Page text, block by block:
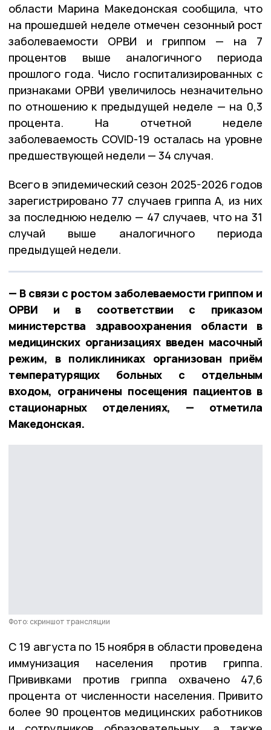
области Марина Македонская сообщила, что
на прошедшей неделе отмечен сезонный рост
заболеваемости ОРВИ и гриппом — на 7
процентов выше аналогичного периода
прошлого года. Число госпитализированных с
признаками ОРВИ увеличилось незначительно
по отношению к предыдущей неделе — на 0,3
процента. На отчетной неделе
заболеваемость COVID-19 осталась на уровне
предшествующей недели — 34 случая.
Всего в эпидемический сезон 2025-2026 годов
зарегистрировано 77 случаев гриппа А, из них
за последнюю неделю — 47 случаев, что на 31
случай выше аналогичного периода
предыдущей недели.
— В связи с ростом заболеваемости гриппом и
ОРВИ и в соответствии с приказом
министерства здравоохранения области в
медицинских организациях введен масочный
режим, в поликлиниках организован приём
температурящих больных с отдельным
входом, ограничены посещения пациентов в
стационарных отделениях, — отметила
Македонская.
Фото: скриншот трансляции
С 19 августа по 15 ноября в области проведена
иммунизация населения против гриппа.
Прививками против гриппа охвачено 47,6
процента от численности населения. Привито
более 90 процентов медицинских работников